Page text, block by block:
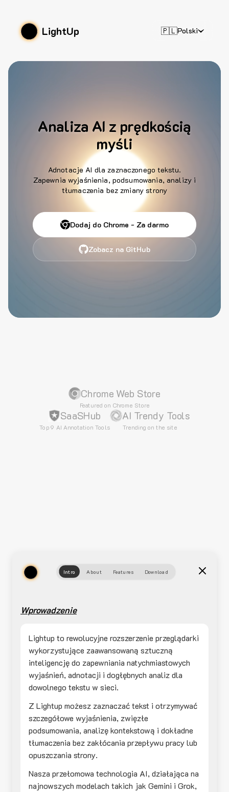
LightUp 🇵🇱Polski
Analiza AI z prędkością
myśli
Adnotacje AI dla zaznaczonego tekstu.
Zapewnia wyjaśnienia, podsumowania, analizy i
tłumaczenia bez zmiany strony
Dodaj do Chrome - Za darmo
Zobacz na GitHub
Chrome Web Store
Featured on Chrome Store
SaaSHub
Top 9 AI Annotation Tools
AI Trendy Tools
Trending on the site
Intro About Features Download
Wprowadzenie
Lightup to rewolucyjne rozszerzenie przeglądarki
wykorzystujące zaawansowaną sztuczną
inteligencję do zapewniania natychmiastowych
wyjaśnień, adnotacji i dogłębnych analiz dla
dowolnego tekstu w sieci.
Z Lightup możesz zaznaczać tekst i otrzymywać
szczegółowe wyjaśnienia, zwięzłe
podsumowania, analizę kontekstową i dokładne
tłumaczenia bez zakłócania przepływu pracy lub
opuszczania strony.
Nasza przełomowa technologia AI, działająca na
najnowszych modelach takich jak Gemini i Grok,